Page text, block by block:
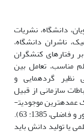
دانشگاه، نشریات
ناشران دانشگاه،
رفتارهای کنشگران
مناسب، تعامل بین
نظیر گرد­همایی و
سازمانی از قبیل
کنش ابزاری، ارتباطی، گفتمانی و استراتژیک عمده­ترین موجودیت­
های سازنده اجتماع علمی هستند (شارع­پور و فاضلی، 1385: 63).
یا تولید دانش باید